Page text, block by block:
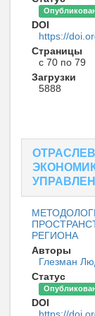
DOI
https://
Страницы
с 70 по 79
Загрузки
5888
РЕГИОНА
Авторы
Глезман
Статус
DOI